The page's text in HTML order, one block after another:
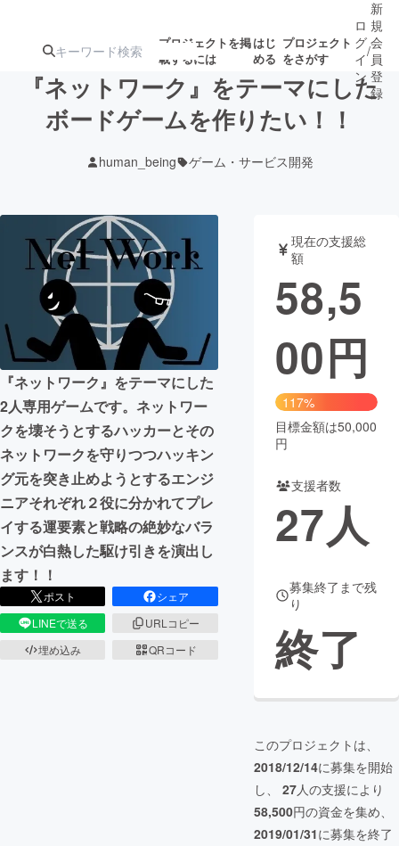
プロジェクトを掲
載するには
はじ
める
プロジェクト
をさがす
ターン
ジェクト
ロジェクト
アート・写真 音楽
テクノロジー・ガジェット ゲーム・
映像・映画 書籍・雑誌
ビジネス・起業 チャレンジ
まちづくり・地域活性化
CAMPFIRE for Social Good
CAMPFIRE Creation
CAMPFIREふるさと納税
コミュニティ
ロ
グ
イ
ン
/
新
規
会
員
登
録
『ネットワーク』をテーマにした
ボードゲームを作りたい！！
human_being ゲーム・サービス開発
『ネットワーク』をテーマにした
2人専用ゲームです。ネットワー
クを壊そうとするハッカーとその
ネットワークを守りつつハッキン
グ元を突き止めようとするエンジ
ニアそれぞれ２役に分かれてプレ
イする運要素と戦略の絶妙なバラ
ンスが白熱した駆け引きを演出し
ます！！
ポスト
シェア
LINEで送る
URLコピー
埋め込み
QRコード
現在の支援総
額
58,5
00円
117%
目標金額は50,000
円
支援者数
27人
募集終了まで残
り
終了
このプロジェクトは、
2018/12/14に募集を開始
し、 27人の支援により
58,500円の資金を集め、
2019/01/31に募集を終了